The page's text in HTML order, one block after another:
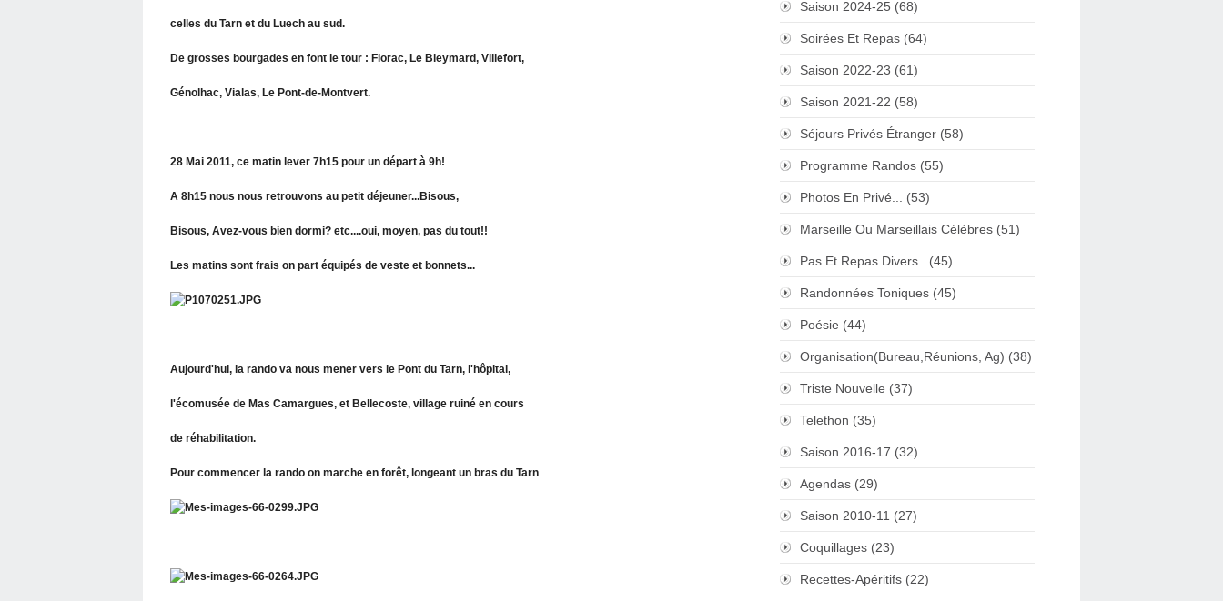
celles du Tarn et du Luech au sud.
De grosses bourgades en font le tour : Florac, Le Bleymard, Villefort,
Génolhac, Vialas, Le Pont-de-Montvert.
28 Mai 2011, ce matin lever 7h15 pour un départ à 9h!
A 8h15 nous nous retrouvons au petit déjeuner...Bisous,
Bisous, Avez-vous bien dormi? etc....oui, moyen, pas du tout!!
Les matins sont frais on part équipés de veste et bonnets...
Aujourd'hui, la rando va nous mener vers le Pont du Tarn, l'hôpital,
l'écomusée de Mas Camargues, et Bellecoste, village ruiné en cours
de réhabilitation.
Pour commencer la rando on marche en forêt, longeant un bras du Tarn
Saison 2024-25 (68)
Soirées Et Repas (64)
Saison 2022-23 (61)
Saison 2021-22 (58)
Séjours Privés Étranger (58)
Programme Randos (55)
Photos En Privé... (53)
Marseille Ou Marseillais Célèbres (51)
Pas Et Repas Divers.. (45)
Randonnées Toniques (45)
Poésie (44)
Organisation(Bureau,Réunions, Ag) (38)
Triste Nouvelle (37)
Telethon (35)
Saison 2016-17 (32)
Agendas (29)
Saison 2010-11 (27)
Coquillages (23)
Recettes-Apéritifs (22)